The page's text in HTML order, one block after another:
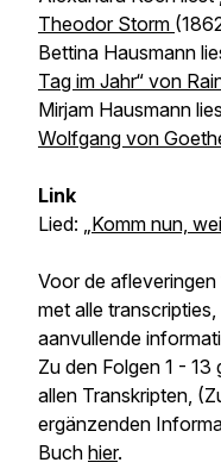
Theodor Storm
Bettina Hausmann
Tag im Jahr“ von
Mirjam Hausmann
Wolfgang von
Link
Lied: „Komm nun,
Voor de afleveringen
met alle
aanvullende
Zu den Folgen 1 - 13
allen Transkripten,
ergänzenden
Buch hier.